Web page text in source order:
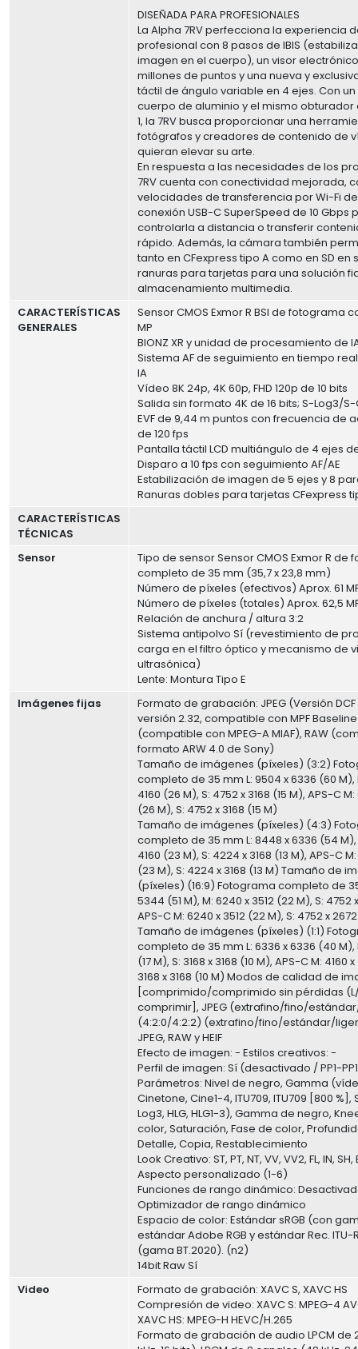
DISEÑADA PARA PROFESIONALES
La Alpha 7RV perfecciona la experiencia
profesional con 8 pasos de IBIS
imagen en el cuerpo), un visor
millones de puntos y una nueva y
táctil de ángulo variable en 4 ejes. Con
cuerpo de aluminio y el mismo obturador
1, la 7RV busca proporcionar una
fotógrafos y creadores de contenido de
quieran elevar su arte.
En respuesta a las necesidades de los
7RV cuenta con conectividad mejorada,
velocidades de transferencia por Wi-Fi de
conexión USB-C SuperSpeed de 10 Gbps
controlarla a distancia o transferir
rápido. Además, la cámara también
tanto en CFexpress tipo A como en SD en
ranuras para tarjetas para una solución
almacenamiento multimedia.
CARACTERÍSTICAS
GENERALES
Sensor CMOS Exmor R BSI de fotograma
MP
BIONZ XR y unidad de procesamiento de
Sistema AF de seguimiento en tiempo
IA
Vídeo 8K 24p, 4K 60p, FHD 120p de 10 bits
Salida sin formato 4K de 16 bits; S-Log3/
EVF de 9,44 m puntos con frecuencia de
de 120 fps
Pantalla táctil LCD multiángulo de 4 ejes
Disparo a 10 fps con seguimiento AF/AE
Estabilización de imagen de 5 ejes y 8
Ranuras dobles para tarjetas CFexpress
CARACTERÍSTICAS
TÉCNICAS
Sensor
Tipo de sensor Sensor CMOS Exmor R de
completo de 35 mm (35,7 x 23,8 mm)
Número de píxeles (efectivos) Aprox. 61
Número de píxeles (totales) Aprox. 62,5
Relación de anchura / altura 3:2
Sistema antipolvo Sí (revestimiento de
carga en el filtro óptico y mecanismo de
ultrasónica)
Lente: Montura Tipo E
Imágenes fijas
Formato de grabación: JPEG (Versión DCF
versión 2.32, compatible con MPF
(compatible con MPEG-A MIAF), RAW
formato ARW 4.0 de Sony)
Tamaño de imágenes (píxeles) (3:2)
completo de 35 mm L: 9504 x 6336 (60 M),
4160 (26 M), S: 4752 x 3168 (15 M), APS-C
(26 M), S: 4752 x 3168 (15 M)
Tamaño de imágenes (píxeles) (4:3)
completo de 35 mm L: 8448 x 6336 (54 M),
4160 (23 M), S: 4224 x 3168 (13 M), APS-C
(23 M), S: 4224 x 3168 (13 M) Tamaño de
(píxeles) (16:9) Fotograma completo de
5344 (51 M), M: 6240 x 3512 (22 M), S: 4752
APS-C M: 6240 x 3512 (22 M), S: 4752 x
Tamaño de imágenes (píxeles) (1:1)
completo de 35 mm L: 6336 x 6336 (40 M),
(17 M), S: 3168 x 3168 (10 M), APS-C M: 4160
3168 x 3168 (10 M) Modos de calidad de
[comprimido/comprimido sin pérdidas
comprimir], JPEG (extrafino/fino/
(4:2:0/4:2:2) (extrafino/fino/estándar/
JPEG, RAW y HEIF
Efecto de imagen: - Estilos creativos: -
Perfil de imagen: Sí (desactivado / PP1-
Parámetros: Nivel de negro, Gamma
Cinetone, Cine1-4, ITU709, ITU709 [800 %],
Log3, HLG, HLG1-3), Gamma de negro,
color, Saturación, Fase de color,
Detalle, Copia, Restablecimiento
Look Creativo: ST, PT, NT, VV, VV2, FL, IN, SH,
Aspecto personalizado (1-6)
Funciones de rango dinámico:
Optimizador de rango dinámico
Espacio de color: Estándar sRGB (con
estándar Adobe RGB y estándar Rec. ITU-R
(gama BT.2020). (n2)
14bit Raw Sí
Video
Formato de grabación: XAVC S, XAVC HS
Compresión de video: XAVC S: MPEG-4
XAVC HS: MPEG-H HEVC/H.265
Formato de grabación de audio LPCM de